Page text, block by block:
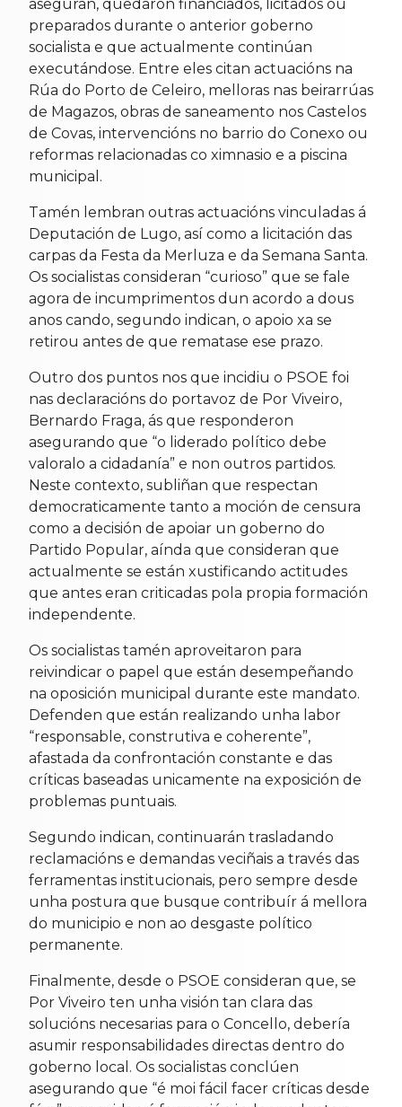
aseguran, quedaron financiados, licitados ou
preparados durante o anterior goberno
socialista e que actualmente continúan
executándose. Entre eles citan actuacións na
Rúa do Porto de Celeiro, melloras nas beirarrúas
de Magazos, obras de saneamento nos Castelos
de Covas, intervencións no barrio do Conexo ou
reformas relacionadas co ximnasio e a piscina
municipal.
Tamén lembran outras actuacións vinculadas á
Deputación de Lugo, así como a licitación das
carpas da Festa da Merluza e da Semana Santa.
Os socialistas consideran “curioso” que se fale
agora de incumprimentos dun acordo a dous
anos cando, segundo indican, o apoio xa se
retirou antes de que rematase ese prazo.
Outro dos puntos nos que incidiu o PSOE foi
nas declaracións do portavoz de Por Viveiro,
Bernardo Fraga, ás que responderon
asegurando que “o liderado político debe
valoralo a cidadanía” e non outros partidos.
Neste contexto, subliñan que respectan
democraticamente tanto a moción de censura
como a decisión de apoiar un goberno do
Partido Popular, aínda que consideran que
actualmente se están xustificando actitudes
que antes eran criticadas pola propia formación
independente.
Os socialistas tamén aproveitaron para
reivindicar o papel que están desempeñando
na oposición municipal durante este mandato.
Defenden que están realizando unha labor
“responsable, construtiva e coherente”,
afastada da confrontación constante e das
críticas baseadas unicamente na exposición de
problemas puntuais.
Segundo indican, continuarán trasladando
reclamacións e demandas veciñais a través das
ferramentas institucionais, pero sempre desde
unha postura que busque contribuír á mellora
do municipio e non ao desgaste político
permanente.
Finalmente, desde o PSOE consideran que, se
Por Viveiro ten unha visión tan clara das
solucións necesarias para o Concello, debería
asumir responsabilidades directas dentro do
goberno local. Os socialistas conclúen
asegurando que “é moi fácil facer críticas desde